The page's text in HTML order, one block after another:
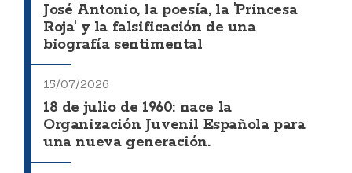
José Antonio, la poesía, la 'Princesa
Roja' y la falsificación de una
biografía sentimental
15/07/2026
18 de julio de 1960: nace la
Organización Juvenil Española para
una nueva generación.